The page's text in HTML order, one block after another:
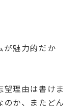
魅力的だか
望理由は書けま
か、またどん